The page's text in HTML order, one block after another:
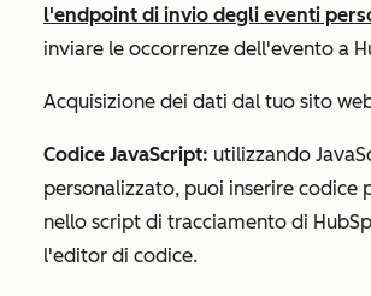
l'endpoint di invio degli eventi
inviare le occorrenze dell'evento a
Acquisizione dei dati dal tuo sito
Codice JavaScript: utilizzando
personalizzato, puoi inserire codice
nello script di tracciamento di
l'editor di codice.